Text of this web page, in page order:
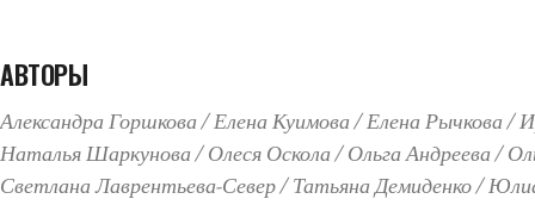
АВТОРЫ
Александра Горшкова Елена Куимова Елена Рычкова
Наталья Шаркунова
Олеся Оскола Ольга Андреева
Светлана Лаврентьева-Север
Татьяна Демиденко